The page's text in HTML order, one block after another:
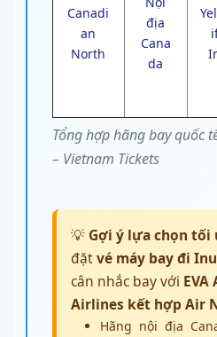
Tổng hợp hãng bay quốc
– Vietnam Tickets
Canadi
an
North
địa
Cana
da
💡 Gợi ý lựa chọn tối
đặtvé máy bay đi
cân nhắc bay với EVA
Airlines kết hợp Air
Hãng nội địa